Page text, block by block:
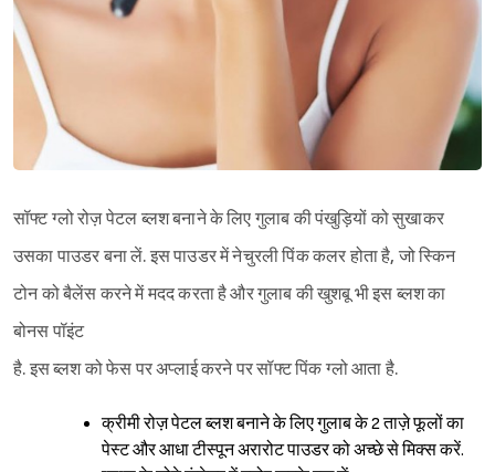
Sign in
सॉफ्ट ग्लो रोज़ पेटल ब्लश बनाने के लिए गुलाब की पंखुड़ियों को सुखाकर
उसका पाउडर बना लें. इस पाउडर में नेचुरली पिंक कलर होता है, जो स्किन
टोन को बैलेंस करने में मदद करता है और गुलाब की खुशबू भी इस ब्लश का
बोनस पॉइंट
है. इस ब्लश को फेस पर अप्लाई करने पर सॉफ्ट पिंक ग्लो आता है.
क्रीमी रोज़ पेटल ब्लश बनाने के लिए गुलाब के 2 ताज़े फूलों का
पेस्ट और आधा टीस्पून अरारोट पाउडर को अच्छे से मिक्स करें.